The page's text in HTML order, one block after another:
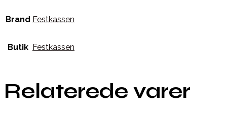
Brand Festkassen
Butik Festkassen
Relaterede varer